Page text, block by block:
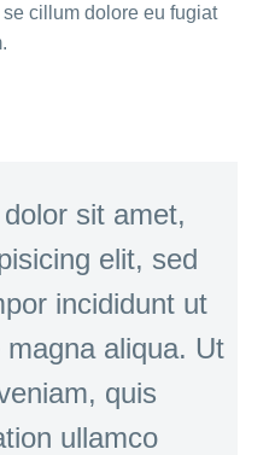
cillum dolore eu fugiat
sit amet,
elit, sed
incididunt ut
aliqua. Ut
quis
ullamco